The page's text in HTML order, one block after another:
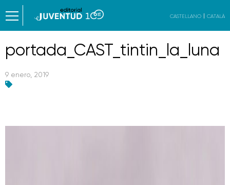
CASTELLANO CATALÀ
portada_CAST_tintin_la_luna
9 enero, 2019